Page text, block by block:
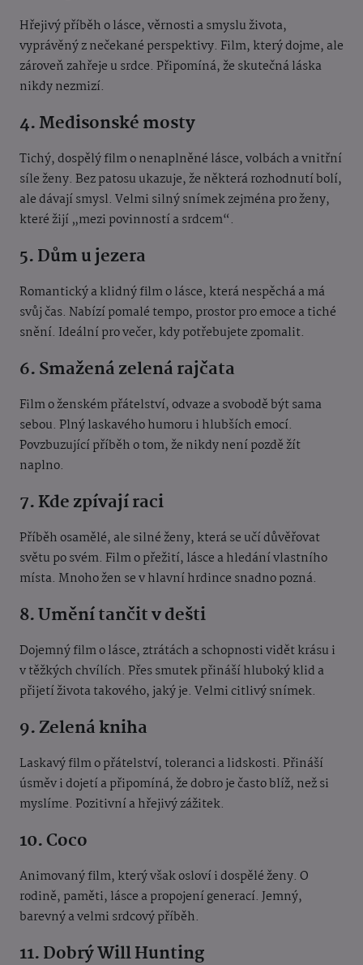
Hřejivý příběh o lásce, věrnosti a smyslu života,
vyprávěný z nečekané perspektivy. Film, který dojme, ale
zároveň zahřeje u srdce. Připomíná, že skutečná láska
nikdy nezmizí.
4. Medisonské mosty
Tichý, dospělý film o nenaplněné lásce, volbách a vnitřní
síle ženy. Bez patosu ukazuje, že některá rozhodnutí bolí,
ale dávají smysl. Velmi silný snímek zejména pro ženy,
které žijí „mezi povinností a srdcem“.
5. Dům u jezera
Romantický a klidný film o lásce, která nespěchá a má
svůj čas. Nabízí pomalé tempo, prostor pro emoce a tiché
snění. Ideální pro večer, kdy potřebujete zpomalit.
6. Smažená zelená rajčata
Film o ženském přátelství, odvaze a svobodě být sama
sebou. Plný laskavého humoru i hlubších emocí.
Povzbuzující příběh o tom, že nikdy není pozdě žít
naplno.
7. Kde zpívají raci
Příběh osamělé, ale silné ženy, která se učí důvěřovat
světu po svém. Film o přežití, lásce a hledání vlastního
místa. Mnoho žen se v hlavní hrdince snadno pozná.
8. Umění tančit v dešti
Dojemný film o lásce, ztrátách a schopnosti vidět krásu i
v těžkých chvílích. Přes smutek přináší hluboký klid a
přijetí života takového, jaký je. Velmi citlivý snímek.
9. Zelená kniha
Laskavý film o přátelství, toleranci a lidskosti. Přináší
úsměv i dojetí a připomíná, že dobro je často blíž, než si
myslíme. Pozitivní a hřejivý zážitek.
10. Coco
Animovaný film, který však osloví i dospělé ženy. O
rodině, paměti, lásce a propojení generací. Jemný,
barevný a velmi srdcový příběh.
11. Dobrý Will Hunting